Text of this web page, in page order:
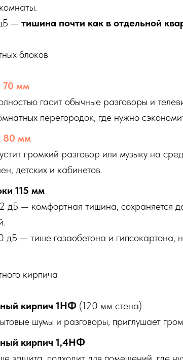
— тишина почти как в отдельной
блоков
70 мм
гасит обычные разговоры и
перегородок, где нужно
80 мм
громкий разговор или музыку на
детских и кабинетов.
115 мм
дБ — комфортная тишина, сохраняется
— тише газаобетона и гипсокартона,
кирпича
кирпич 1НФ (120 мм стена)
шумы и разговоры, приглушает
кирпич 1,4НФ